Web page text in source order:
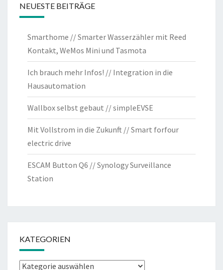
NEUESTE BEITRÄGE
Smarthome // Smarter Wasserzähler mit Reed
Kontakt, WeMos Mini und Tasmota
Ich brauch mehr Infos! // Integration in die
Hausautomation
Wallbox selbst gebaut // simpleEVSE
Mit Vollstrom in die Zukunft // Smart forfour
electric drive
ESCAM Button Q6 // Synology Surveillance
Station
KATEGORIEN
Kategorien